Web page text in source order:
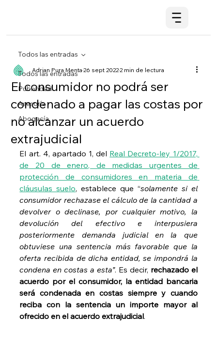
Todos las entradas
Publicidad
Asesoría
Abogacía
Todos las entradas
El consumidor no podrá ser
condenado a pagar las costas por
no alcanzar un acuerdo
extrajudicial
Adrian Pura Menta26 sept 20222 min de lectura
El art. 4, apartado 1, del Real Decreto-ley 1/2017,
de 20 de enero, de medidas urgentes de
protección de consumidores en materia de
cláusulas suelo, establece que “solamente si el
consumidor rechazase el cálculo de la cantidad a
devolver o declinase, por cualquier motivo, la
devolución del efectivo e interpusiera
posteriormente demanda judicial en la que
obtuviese una sentencia más favorable que la
oferta recibida de dicha entidad, se impondrá la
condena en costas a esta”. Es decir, rechazado el
acuerdo por el consumidor, la entidad bancaria
será condenada en costas siempre y cuando
reciba con la sentencia un importe mayor al
ofrecido en el acuerdo extrajudicial.